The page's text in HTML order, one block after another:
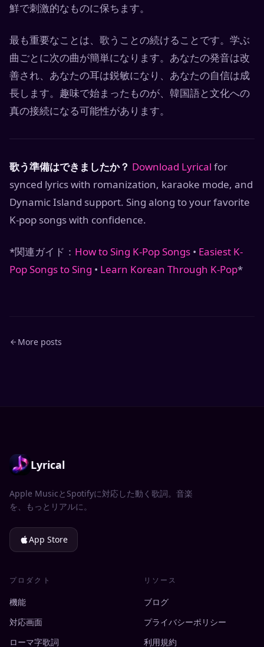
鮮で刺激的なものに保ちます。
最も重要なことは、歌うことの続けることです。学ぶ
曲ごとに次の曲が簡単になります。あなたの発音は改
善され、あなたの耳は鋭敏になり、あなたの自信は成
長します。趣味で始まったものが、韓国語と文化への
真の接続になる可能性があります。
歌う準備はできましたか？ Download Lyrical for
synced lyrics with romanization, karaoke mode, and
Dynamic Island support. Sing along to your favorite
K-pop songs with confidence.
*関連ガイド： How to Sing K-Pop Songs • Easiest K-
Pop Songs to Sing • Learn Korean Through K-Pop*
More posts
Lyrical
Apple MusicとSpotifyに対応した動く歌詞。音楽
を、もっとリアルに。
App Store
プロダクト
機能
対応画面
ローマ字歌詞
リソース
ブログ
プライバシーポリシー
利用規約